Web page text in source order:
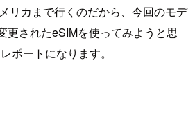
リカまで行くのだから、今回のモデ
更されたeSIMを使ってみようと思
ポートになります。